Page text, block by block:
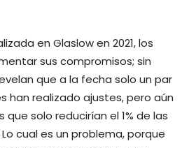
en Glaslow en 2021, los
sus compromisos; sin
que a la fecha solo un par
han realizado ajustes, pero aún
solo reducirían el 1% de las
cual es un problema, porque